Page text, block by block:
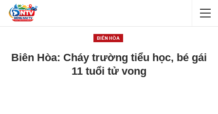
BIÊN HÒA
Biên Hòa: Cháy trường tiểu học, bé gái
11 tuổi tử vong